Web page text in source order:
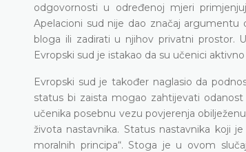
odgovornosti u određenoj mjeri
Apelacioni sud nije dao značaj
bloga ili zadirati u njihov privatni prostor.
Evropski sud je istakao da su učenici
Evropski sud je također naglasio da
status bi zaista mogao zahtijevati
učenika posebnu vezu povjerenja
života nastavnika. Status nastavnika koji
moralnih principa“. Stoga je u ovom